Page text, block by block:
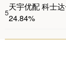
5
天宇优配 科士
24.84%